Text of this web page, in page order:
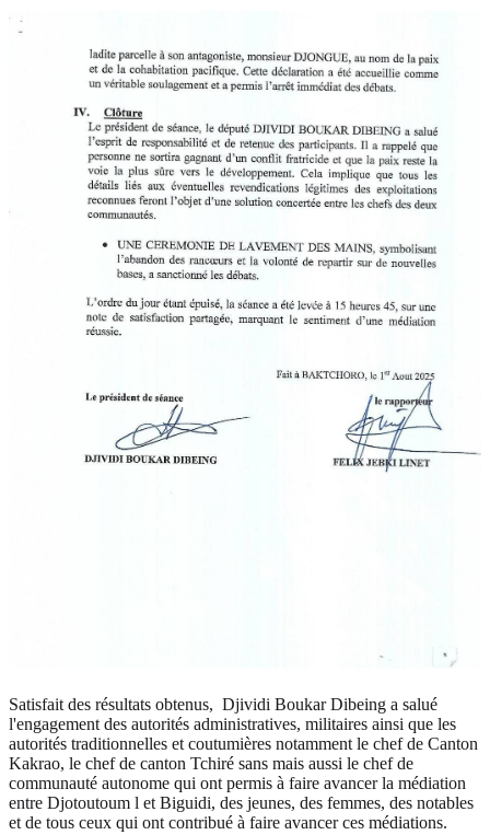
Satisfait des résultats obtenus, Djividi Boukar Dibeing a salué
l'engagement des autorités administratives, militaires ainsi que les
autorités traditionnelles et coutumières notamment le chef de Canton
Kakrao, le chef de canton Tchiré sans mais aussi le chef de
communauté autonome qui ont permis à faire avancer la médiation
entre Djotoutoum l et Biguidi, des jeunes, des femmes, des notables
et de tous ceux qui ont contribué à faire avancer ces médiations.